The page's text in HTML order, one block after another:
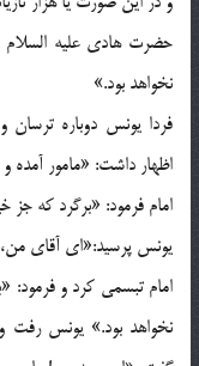
حضرت هادي عليه السلام
نخواهد بود.»
فردا يونس دوباره
اظهار داشت: «مامور آمده
امام فرمود: «برگرد که جز
يونس پرسيد:«اي آقاي
امام تبسمي کرد و فرمود:
نخواهد بود.» يونس رفت